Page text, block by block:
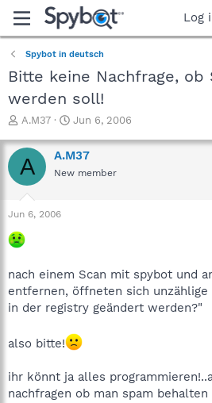
Log
Spybot in deutsch
Bitte keine Nachfrage, ob
werden soll!
T
r
e
a
t
a
r
e
r
A.M37
S
a
r
t
Jun 6, 2006
A A.M37
New member
Jun 6, 2006
nach einem Scan mit spybot und
entfernen, öffneten sich
in der registry geändert werden?"
also bitte!
ihr könnt ja alles
nachfragen ob man spam